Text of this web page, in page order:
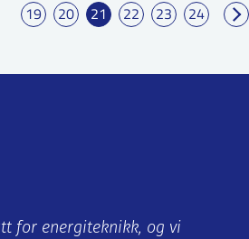
19 20 21 22 23 24
for energiteknikk, og vi